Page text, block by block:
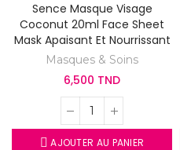
Sence Masque Visage
Coconut 20ml Face Sheet
Mask Apaisant Et Nourrissant
Masques & Soins
6,500 TND
AJOUTER AU PANIER